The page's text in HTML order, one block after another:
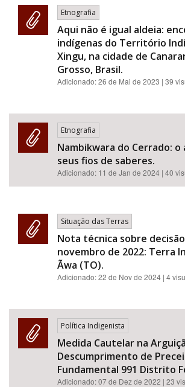
Etnografia
Aqui não é igual aldeia:
indígenas do Território
Xingu, na cidade de
Grosso, Brasil.
Adicionado:26 de Mai de 2023 | 39
Etnografia
Nambikwara do Cerrado: o
seus fios de saberes.
Adicionado: 11 de Jan de 2024 | 40
Situação das Terras
Nota técnica sobre
novembro de 2022: Terra
Ãwa (TO).
Adicionado:22 de Nov de 2024 | 4
Política Indigenista
Medida Cautelar na
Descumprimento de
Fundamental 991 Distrito
Adicionado:07 de Dez de 2022 | 23